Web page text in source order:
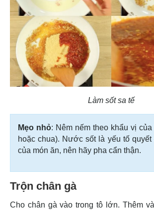
Làm sốt sa tế
Mẹo nhỏ: Nêm nếm theo khẩu vị
hoặc chua). Nước sốt là yếu tố
của món ăn, nên hãy pha cẩn thận.
Trộn chân gà
Cho chân gà vào trong tô lớn. Thêm